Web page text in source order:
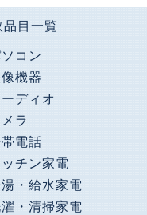
品目一覧
コン
機器
ディオ
ラ
電話
チン家電
・給水家電
・清掃家電